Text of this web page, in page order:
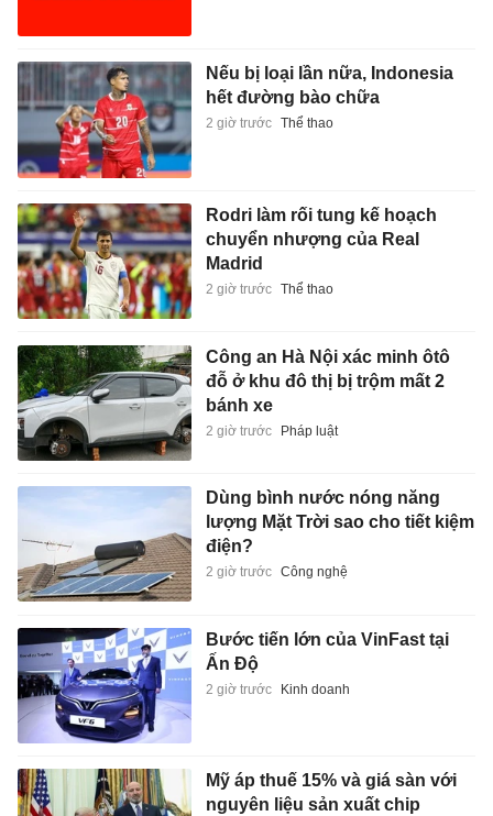
Nếu bị loại lần nữa, Indonesia
hết đường bào chữa
2 giờ trước Thể thao
Rodri làm rối tung kế hoạch
chuyển nhượng của Real
Madrid
2 giờ trước Thể thao
Công an Hà Nội xác minh ôtô
đỗ ở khu đô thị bị trộm mất 2
bánh xe
2 giờ trước Pháp luật
Dùng bình nước nóng năng
lượng Mặt Trời sao cho tiết kiệm
điện?
2 giờ trước Công nghệ
Bước tiến lớn của VinFast tại
Ấn Độ
2 giờ trước Kinh doanh
Mỹ áp thuế 15% và giá sàn với
nguyên liệu sản xuất chip